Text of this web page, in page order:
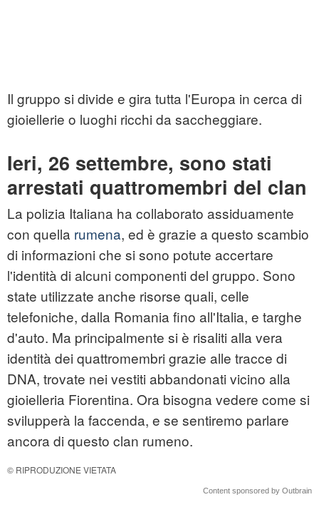
Il gruppo si divide e gira tutta l'Europa in cerca di
gioiellerie o luoghi ricchi da saccheggiare.
Ieri, 26 settembre, sono stati
arrestati quattromembri del clan
La polizia Italiana ha collaborato assiduamente
con quella rumena, ed è grazie a questo scambio
di informazioni che si sono potute accertare
l'identità di alcuni componenti del gruppo. Sono
state utilizzate anche risorse quali, celle
telefoniche, dalla Romania fino all'Italia, e targhe
d'auto. Ma principalmente si è risaliti alla vera
identità dei quattromembri grazie alle tracce di
DNA, trovate nei vestiti abbandonati vicino alla
gioielleria Fiorentina. Ora bisogna vedere come si
svilupperà la faccenda, e se sentiremo parlare
ancora di questo clan rumeno.
© RIPRODUZIONE VIETATA
Content sponsored by Outbrain